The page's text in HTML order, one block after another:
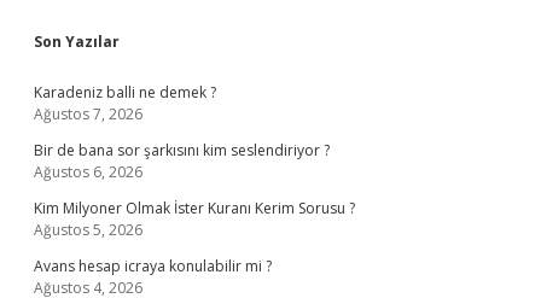
Sidebar
Son Yazılar
Karadeniz balli ne demek ?
Ağustos 7, 2026
Bir de bana sor şarkısını kim seslendiriyor ?
Ağustos 6, 2026
Kim Milyoner Olmak İster Kuranı Kerim Sorusu ?
Ağustos 5, 2026
Avans hesap icraya konulabilir mi ?
Ağustos 4, 2026